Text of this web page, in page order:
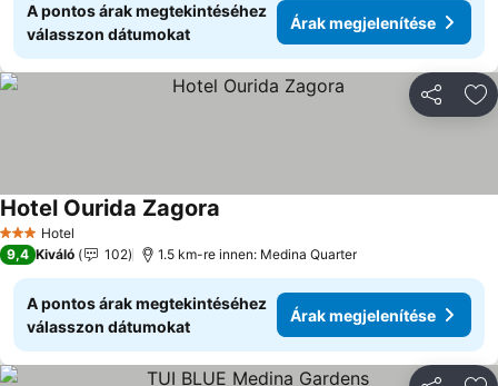
A pontos árak megtekintéséhez
válasszon dátumokat
Árak megjelenítése
3 Kategória
Hotel
Hotel Ourida Zagora
9,4 Kiváló 102 1.5 km-re innen: Medina Quarter
A pontos árak megtekintéséhez
válasszon dátumokat
Árak megjelenítése